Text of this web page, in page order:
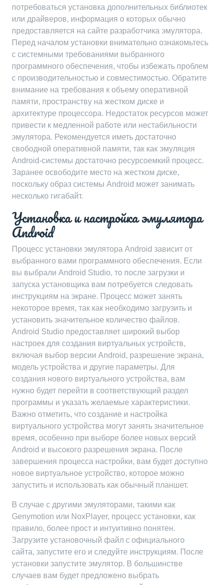
потребоваться установка дополнительных библиотек
или драйверов, информация о которых обычно
предоставляется на сайте разработчика эмулятора.
Перед началом установки внимательно ознакомьтесь
с системными требованиями выбранного
программного обеспечения, чтобы избежать проблем
с производительностью и совместимостью. Обратите
внимание на требования к объему оперативной
памяти, пространству на жестком диске и
архитектуре процессора. Недостаток ресурсов может
привести к медленной работе или нестабильности
эмулятора. Рекомендуется иметь достаточно
свободной оперативной памяти, так как эмуляция
Android-системы достаточно ресурсоемкий процесс.
Заранее освободите место на жестком диске,
поскольку образ системы Android может занимать
несколько гигабайт.
Установка и настройка эмулятора
Android
Процесс установки эмулятора Android зависит от
выбранного вами программного обеспечения. Если
вы выбрали Android Studio, то после загрузки и
запуска установщика вам потребуется следовать
инструкциям на экране. Процесс может занять
некоторое время, так как необходимо загрузить и
установить значительное количество файлов.
Android Studio предоставляет широкий выбор
настроек для создания виртуальных устройств,
включая выбор версии Android, разрешение экрана,
модель устройства и другие параметры. Для
создания нового виртуального устройства, вам
нужно будет перейти в соответствующий раздел
программы и указать желаемые характеристики.
Важно отметить, что создание и настройка
виртуального устройства могут занять значительное
время, особенно при выборе более новых версий
Android и высокого разрешения экрана. После
завершения процесса настройки, вам будет доступно
новое виртуальное устройство, которое можно
запустить и использовать как обычный планшет.
В случае с другими эмуляторами, такими как
Genymotion или NoxPlayer, процесс установки, как
правило, более прост и интуитивно понятен.
Загрузите установочный файл с официального
сайта, запустите его и следуйте инструкциям. После
установки запустите эмулятор. В большинстве
случаев вам будет предложено выбрать